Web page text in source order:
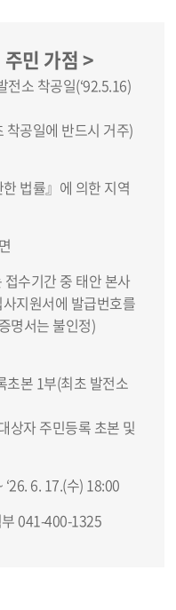
민 가점 >
전소 착공일(‘92.5.16)
공일에 반드시 거주)
법률』에 의한 지역
수기간 중 태안 본사
지원서에 발급번호를
명서는 불인정)
초본 1부(최초 발전소
상자 주민등록 초본 및
6. 17.(수) 18:00
041-400-1325